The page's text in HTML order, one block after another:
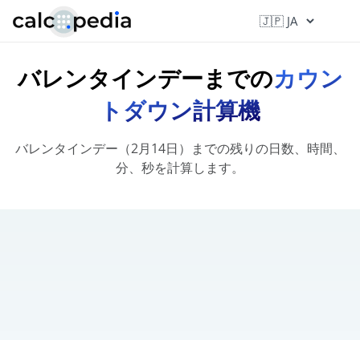
バレンタインデーまでのカウン
トダウン計算機
バレンタインデー（2月14日）までの残りの日数、時間、
分、秒を計算します。